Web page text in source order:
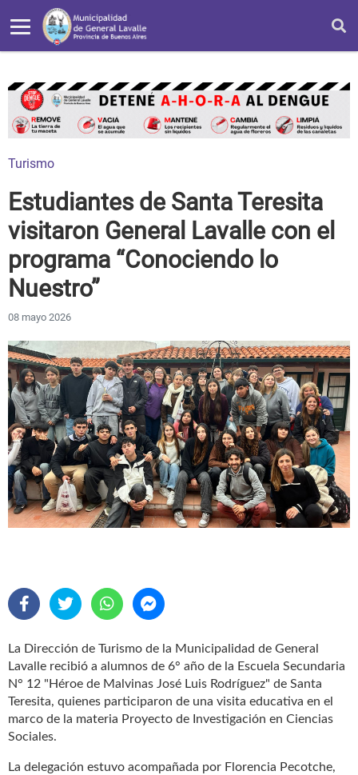
Turismo
Estudiantes de Santa Teresita
visitaron General Lavalle con el
programa “Conociendo lo
Nuestro”
08 mayo 2026
La Dirección de Turismo de la Municipalidad de General
Lavalle recibió a alumnos de 6° año de la Escuela Secundaria
N° 12 "Héroe de Malvinas José Luis Rodríguez" de Santa
Teresita, quienes participaron de una visita educativa en el
marco de la materia Proyecto de Investigación en Ciencias
Sociales.
La delegación estuvo acompañada por Florencia Pecotche,